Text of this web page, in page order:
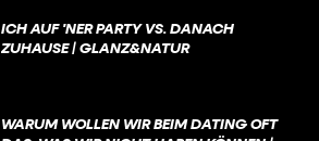
ICH AUF 'NER PARTY VS. DANACH
ZUHAUSE | GLANZ&NATUR
WARUM WOLLEN WIR BEIM DATING OFT